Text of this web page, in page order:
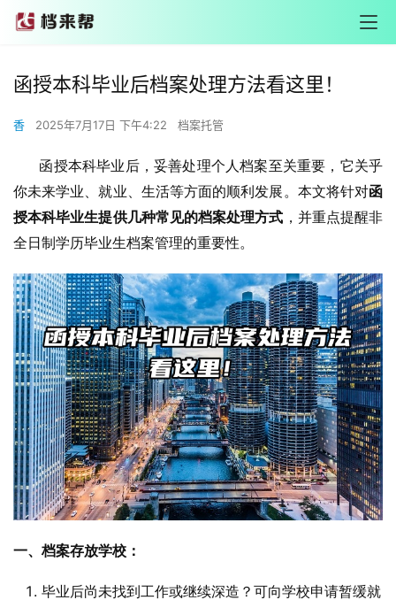
函授本科毕业后档案处理方法看这里！
香 2025年7月17日 下午4:22 档案托管
函授本科毕业后，妥善处理个人档案至关重要，它关乎
你未来学业、就业、生活等方面的顺利发展。本文将针对函
授本科毕业生提供几种常见的档案处理方式 ，并重点提醒非
全日制学历毕业生档案管理的重要性。
一、档案存放学校：
毕业后尚未找到工作或继续深造？可向学校申请暂缓就